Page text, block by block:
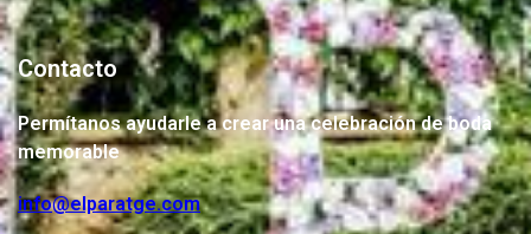
Contacto
Permítanos ayudarle a crear una celebración de boda
memorable
info@elparatge.com